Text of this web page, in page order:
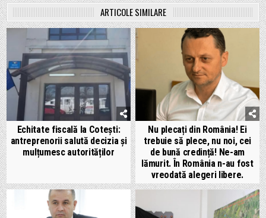
ARTICOLE SIMILARE
Echitate fiscală la Cotești:
antreprenorii salută decizia și
mulțumesc autorităților
Nu plecați din România! Ei
trebuie să plece, nu noi, cei
de bună credință! Ne-am
lămurit. În România n-au fost
vreodată alegeri libere.